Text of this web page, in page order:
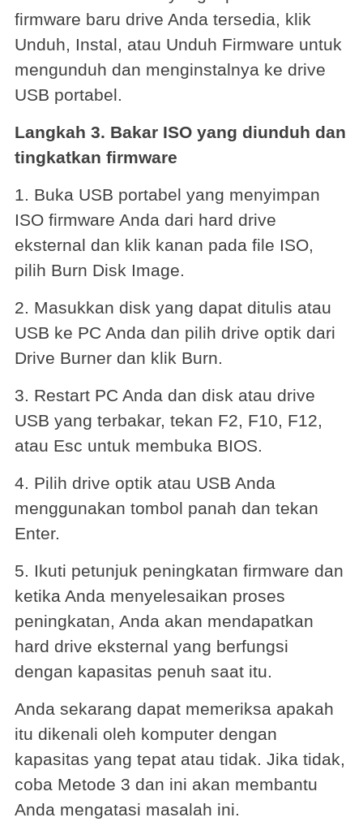
firmware baru drive Anda tersedia, klik
Unduh, Instal, atau Unduh Firmware untuk
mengunduh dan menginstalnya ke drive
USB portabel.
Langkah 3. Bakar ISO yang diunduh dan
tingkatkan firmware
1. Buka USB portabel yang menyimpan
ISO firmware Anda dari hard drive
eksternal dan klik kanan pada file ISO,
pilih Burn Disk Image.
2. Masukkan disk yang dapat ditulis atau
USB ke PC Anda dan pilih drive optik dari
Drive Burner dan klik Burn.
3. Restart PC Anda dan disk atau drive
USB yang terbakar, tekan F2, F10, F12,
atau Esc untuk membuka BIOS.
4. Pilih drive optik atau USB Anda
menggunakan tombol panah dan tekan
Enter.
5. Ikuti petunjuk peningkatan firmware dan
ketika Anda menyelesaikan proses
peningkatan, Anda akan mendapatkan
hard drive eksternal yang berfungsi
dengan kapasitas penuh saat itu.
Anda sekarang dapat memeriksa apakah
itu dikenali oleh komputer dengan
kapasitas yang tepat atau tidak. Jika tidak,
coba Metode 3 dan ini akan membantu
Anda mengatasi masalah ini.